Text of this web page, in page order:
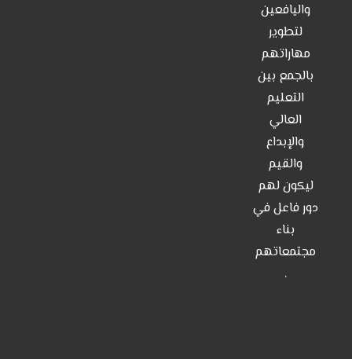
واليافعين
لتطوير
مهاراتهم
بالجمع بين
التعليم
العالي
والإبداع
والقيم
ليكون لهم
دور فاعل في
بناء
مجتمعاتهم
.